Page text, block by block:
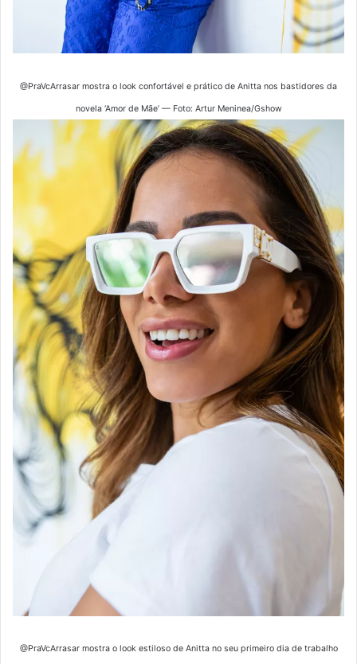
@PraVcArrasar mostra o look confortável e prático de Anitta nos bastidores da
novela ‘Amor de Mãe’ — Foto: Artur Meninea/Gshow
@PraVcArrasar mostra o look estiloso de Anitta no seu primeiro dia de trabalho